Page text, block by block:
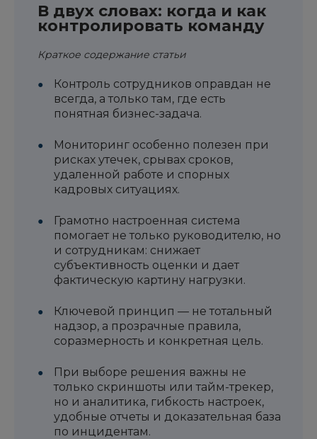
В двух словах: когда и как
контролировать команду
Краткое содержание статьи
Контроль сотрудников оправдан не
всегда, а только там, где есть
понятная бизнес-задача.
Мониторинг особенно полезен при
рисках утечек, срывах сроков,
удаленной работе и спорных
кадровых ситуациях.
Грамотно настроенная система
помогает не только руководителю, но
и сотрудникам: снижает
субъективность оценки и дает
фактическую картину нагрузки.
Ключевой принцип — не тотальный
надзор, а прозрачные правила,
соразмерность и конкретная цель.
При выборе решения важны не
только скриншоты или тайм-трекер,
но и аналитика, гибкость настроек,
удобные отчеты и доказательная база
по инцидентам.